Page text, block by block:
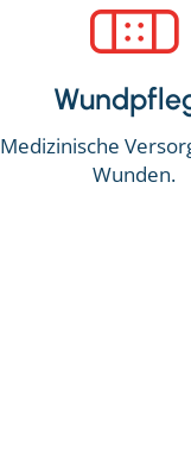
Medizinische
Wunden.